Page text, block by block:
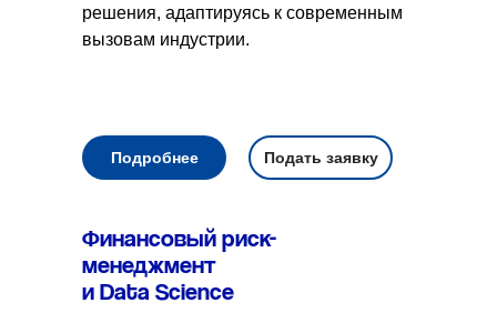
решения, адаптируясь к современным
вызовам индустрии.
Подробнее Подать заявку
Финансовый риск-
менеджмент
и Data Science